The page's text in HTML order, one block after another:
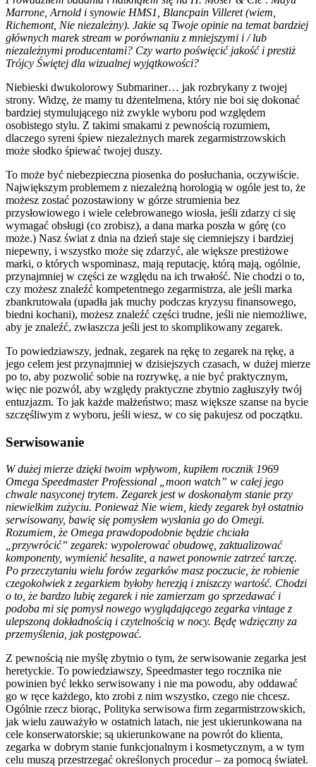
Marrone, Arnold i synowie HMS1, Blancpain Villeret (wiem,
Richemont, Nie niezależny). Jakie są Twoje opinie na temat bardziej
głównych marek stream w porównaniu z mniejszymi i / lub
niezależnymi producentami? Czy warto poświęcić jakość i prestiż
Trójcy Świętej dla wizualnej wyjątkowości?
Niebieski dwukolorowy Submariner… jak rozbrykany z twojej
strony. Widzę, że mamy tu dżentelmena, który nie boi się dokonać
bardziej stymulującego niż zwykle wyboru pod względem
osobistego stylu. Z takimi smakami z pewnością rozumiem,
dlaczego syreni śpiew niezależnych marek zegarmistrzowskich
może słodko śpiewać twojej duszy.
To może być niebezpieczna piosenka do posłuchania, oczywiście.
Największym problemem z niezależną horologią w ogóle jest to, że
możesz zostać pozostawiony w górze strumienia bez
przysłowiowego i wiele celebrowanego wiosła, jeśli zdarzy ci się
wymagać obsługi (co zrobisz), a dana marka poszła w górę (co
może.) Nasz świat z dnia na dzień staje się ciemniejszy i bardziej
niepewny, i wszystko może się zdarzyć, ale większe prestiżowe
marki, o których wspominasz, mają reputację, którą mają, ogólnie,
przynajmniej w części ze względu na ich trwałość. Nie chodzi o to,
czy możesz znaleźć kompetentnego zegarmistrza, ale jeśli marka
zbankrutowała (upadła jak muchy podczas kryzysu finansowego,
biedni kochani), możesz znaleźć części trudne, jeśli nie niemożliwe,
aby je znaleźć, zwłaszcza jeśli jest to skomplikowany zegarek.
To powiedziawszy, jednak, zegarek na rękę to zegarek na rękę, a
jego celem jest przynajmniej w dzisiejszych czasach, w dużej mierze
po to, aby pozwolić sobie na rozrywkę, a nie być praktycznym,
więc nie pozwól, aby względy praktyczne zbytnio zagłuszyły twój
entuzjazm. To jak każde małżeństwo; masz większe szanse na bycie
szczęśliwym z wyboru, jeśli wiesz, w co się pakujesz od początku.
Serwisowanie
W dużej mierze dzięki twoim wpływom, kupiłem rocznik 1969
Omega Speedmaster Professional „moon watch” w całej jego
chwale nasyconej trytem. Zegarek jest w doskonałym stanie przy
niewielkim zużyciu. Ponieważ Nie wiem, kiedy zegarek był ostatnio
serwisowany, bawię się pomysłem wysłania go do Omegi.
Rozumiem, że Omega prawdopodobnie będzie chciała
„przywrócić” zegarek: wypolerować obudowę, zaktualizować
komponenty, wymienić hesalite, a nawet ponownie zatrzeć tarczę.
Po przeczytaniu wielu forów zegarków masz poczucie, że robienie
czegokolwiek z zegarkiem byłoby herezją i zniszczy wartość. Chodzi
o to, że bardzo lubię zegarek i nie zamierzam go sprzedawać i
podoba mi się pomysł nowego wyglądającego zegarka vintage z
ulepszoną dokładnością i czytelnością w nocy. Będę wdzięczny za
przemyślenia, jak postępować.
Z pewnością nie myślę zbytnio o tym, że serwisowanie zegarka jest
heretyckie. To powiedziawszy, Speedmaster tego rocznika nie
powinien być lekko serwisowany i nie ma powodu, aby oddawać
go w ręce każdego, kto zrobi z nim wszystko, czego nie chcesz.
Ogólnie rzecz biorąc, Polityka serwisowa firm zegarmistrzowskich,
jak wielu zauważyło w ostatnich latach, nie jest ukierunkowana na
cele konserwatorskie; są ukierunkowane na powrót do klienta,
zegarka w dobrym stanie funkcjonalnym i kosmetycznym, a w tym
celu muszą przestrzegać określonych procedur – za pomocą świateł.